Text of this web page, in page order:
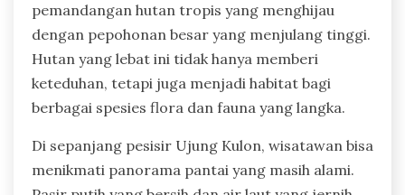
pemandangan hutan tropis yang menghijau
dengan pepohonan besar yang menjulang tinggi.
Hutan yang lebat ini tidak hanya memberi
keteduhan, tetapi juga menjadi habitat bagi
berbagai spesies flora dan fauna yang langka.
Di sepanjang pesisir Ujung Kulon, wisatawan bisa
menikmati panorama pantai yang masih alami.